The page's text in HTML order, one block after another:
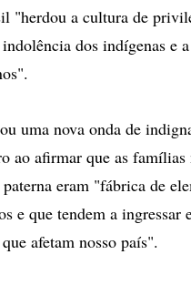
"herdou a cultura de
dos indígenas e
uma nova onda de
ao afirmar que as famílias
eram "fábrica de
e que tendem a ingressar
afetam nosso país".